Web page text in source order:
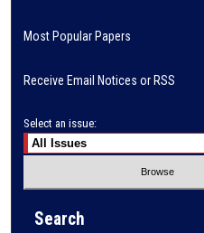
Most Popular Papers
Receive Email Notices or RSS
Select an issue:
Search